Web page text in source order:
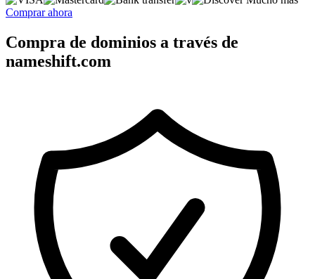
Comprar ahora
Compra de dominios a través de
nameshift.com